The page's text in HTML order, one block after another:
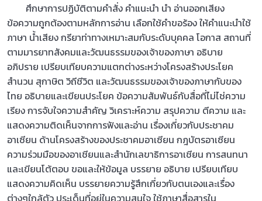
ศึกษาการปฏิบัติตามคำสั่ง คำแนะนำ นำ อ่านออกเสียง
ข้อความถูกต้องตามหลักการอ่าน เลือกใช้คำขอร้อง ให้คำแนะนำใช้
ภาษา น้ำเสียง กรียาท่าทางเหมาะสมกับระดับบุคคล โอกาส สถานที่
ตามมารยาทสังคมและวัฒนธรรมของเจ้าของภาษา อธิบาย
อภิปราย เปรียบเทียบความแตกต่างระหว่างโครงสร้างประโยค
สำนวน สุกาษิต วิถีชีวิต และวัฒนธรรมของเจ้าของภาษากับของ
ไทย อธิบายและเขียนประโยค ข้อความสัมพันธ์กับสื่อที่ไม่ไช่ความ
เรียง การจับใจความสำคัญ วิเคราะห์ความ สรุปความ ตีความ และ
แสดงความติดเห็นจากการฟังและอ่าน เรื่องเกี่ยวกับประชาคม
อาเซียน ด้านโครงสร้างของประชาคมอาเซียน กฎบัตรอาเซียน
ความร่วมมือของอาเชียนและสำนักเลขาธิการอาเชียน การสนทนา
และเขียนโต้ตอบ ขอและให้ข้อมูล บรรยาย อธิบาย เปรียบเทียบ
แสดงความคิดเห็น บรรยายความรู้สึกเกี่ยวกับตนเองและเรื่อง
ต่างๆใกล้ตัว ประเด็นที่อยู่ในความสนใจ ใช้ภาษาสื่อสารใน